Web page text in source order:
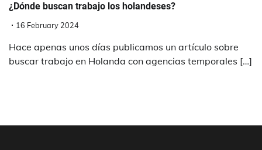
¿Dónde buscan trabajo los holandeses?
16 February 2024
Hace apenas unos días publicamos un artículo sobre
buscar trabajo en Holanda con agencias temporales […]